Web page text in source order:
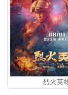
烈火英